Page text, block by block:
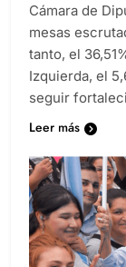
Cámara de
mesas
tanto, el
Izquierda, el
seguir
Leer más